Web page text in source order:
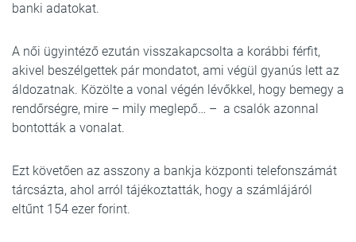
banki adatokat.
A női ügyintéző ezután visszakapcsolta a korábbi férfit,
akivel beszélgettek pár mondatot, ami végül gyanús lett az
áldozatnak. Közölte a vonal végén lévőkkel, hogy bemegy a
rendőrségre, mire – mily meglepő… – a csalók azonnal
bontották a vonalat.
Ezt követően az asszony a bankja központi telefonszámát
tárcsázta, ahol arról tájékoztatták, hogy a számlájáról
eltűnt 154 ezer forint.